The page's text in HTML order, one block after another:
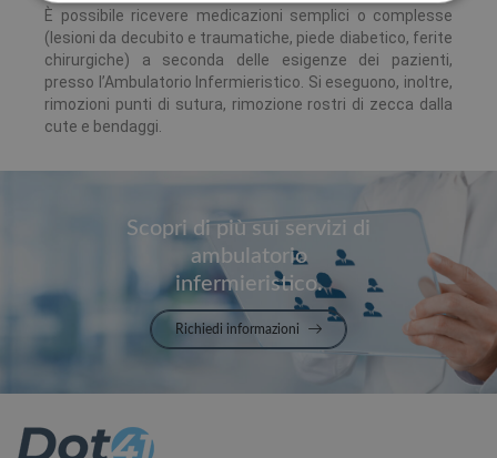
È possibile ricevere medicazioni semplici o complesse
(lesioni da decubito e traumatiche, piede diabetico, ferite
chirurgiche) a seconda delle esigenze dei pazienti,
presso l’Ambulatorio Infermieristico. Si eseguono, inoltre,
rimozioni punti di sutura, rimozione rostri di zecca dalla
cute e bendaggi.
Scopri di più sui servizi di
ambulatorio
infermieristico.
Richiedi informazioni